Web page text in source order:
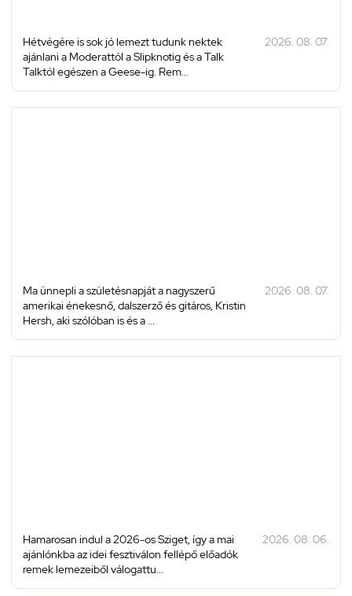
Hétvégére is sok jó lemezt tudunk nektek
ajánlani a Moderattól a Slipknotig és a Talk
Talktól egészen a Geese-ig. Rem...
2026. 08. 07.
Ma ünnepli a születésnapját a nagyszerű
amerikai énekesnő, dalszerző és gitáros, Kristin
Hersh, aki szólóban is és a ...
2026. 08. 07.
Hamarosan indul a 2026-os Sziget, így a mai
ajánlónkba az idei fesztiválon fellépő előadók
remek lemezeiből válogattu...
2026. 08. 06.